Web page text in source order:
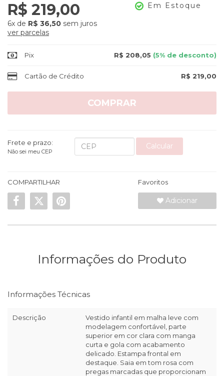
R$ 219,00
6x de R$ 36,50 sem juros
ver parcelas
Em Estoque
Pix R$ 208,05 (5% de desconto)
Cartão de Crédito R$ 219,00
COMPRAR
Frete e prazo:
Não sei meu CEP
Calcular
COMPARTILHAR Favoritos
Adicionar
Informações do Produto
Informações Técnicas
Descrição
Vestido infantil em malha leve com
modelagem confortável, parte
superior em cor clara com manga
curta e gola com acabamento
delicado. Estampa frontal em
destaque. Saia em tom rosa com
pregas marcadas que proporcionam